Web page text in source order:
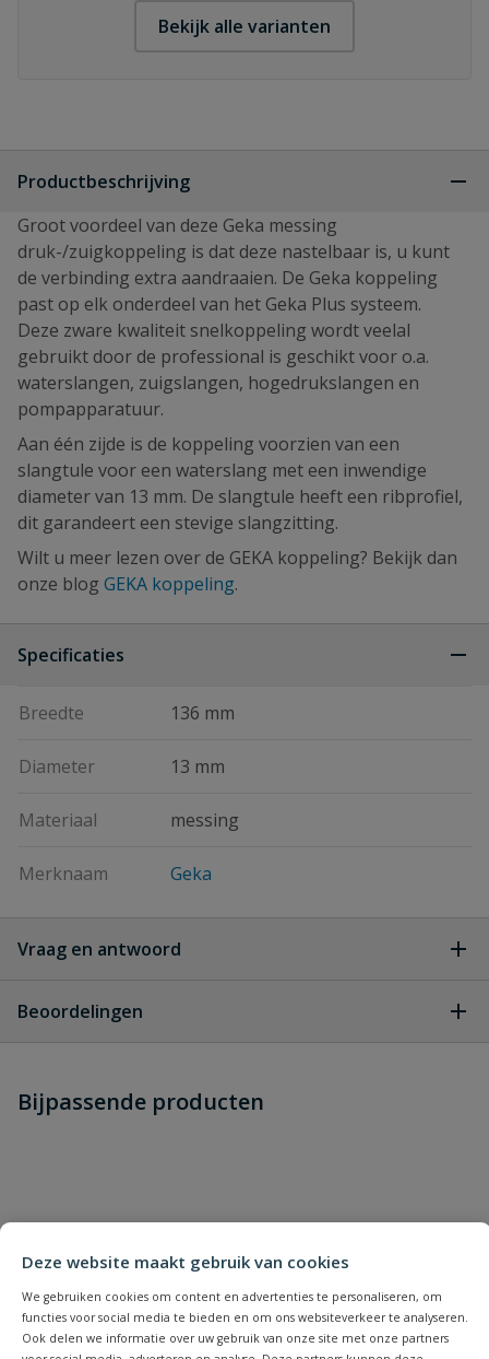
Deze website maakt gebruik van cookies
We gebruiken cookies om content en advertenties te personaliseren, om
functies voor social media te bieden en om ons websiteverkeer te analyseren.
Ook delen we informatie over uw gebruik van onze site met onze partners
Bekijk alle varianten
Productbeschrijving
Groot voordeel van deze Geka messing
druk-/zuigkoppeling is dat deze nastelbaar is, u kunt
de verbinding extra aandraaien. De Geka koppeling
past op elk onderdeel van het Geka Plus systeem.
Deze zware kwaliteit snelkoppeling wordt veelal
gebruikt door de professional is geschikt voor o.a.
waterslangen, zuigslangen, hogedrukslangen en
pompapparatuur.
Aan één zijde is de koppeling voorzien van een
slangtule voor een waterslang met een inwendige
diameter van 13 mm. De slangtule heeft een ribprofiel,
dit garandeert een stevige slangzitting.
Wilt u meer lezen over de GEKA koppeling? Bekijk dan
onze blog GEKA koppeling.
Specificaties
Breedte 136 mm
Diameter 13 mm
Materiaal messing
Merknaam Geka
Vraag en antwoord
dit product?
Beoordelingen
Schrijf zelf een beoordeling
Bijpassende producten